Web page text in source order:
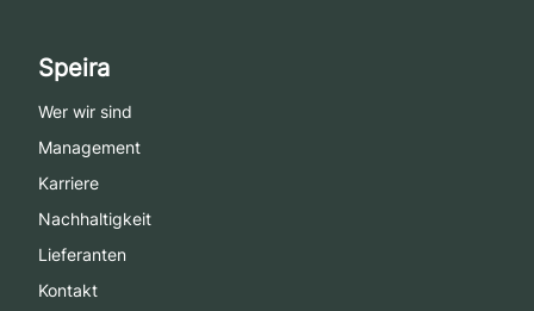
Speira
Wer wir sind
Management
Karriere
Nachhaltigkeit
Lieferanten
Kontakt